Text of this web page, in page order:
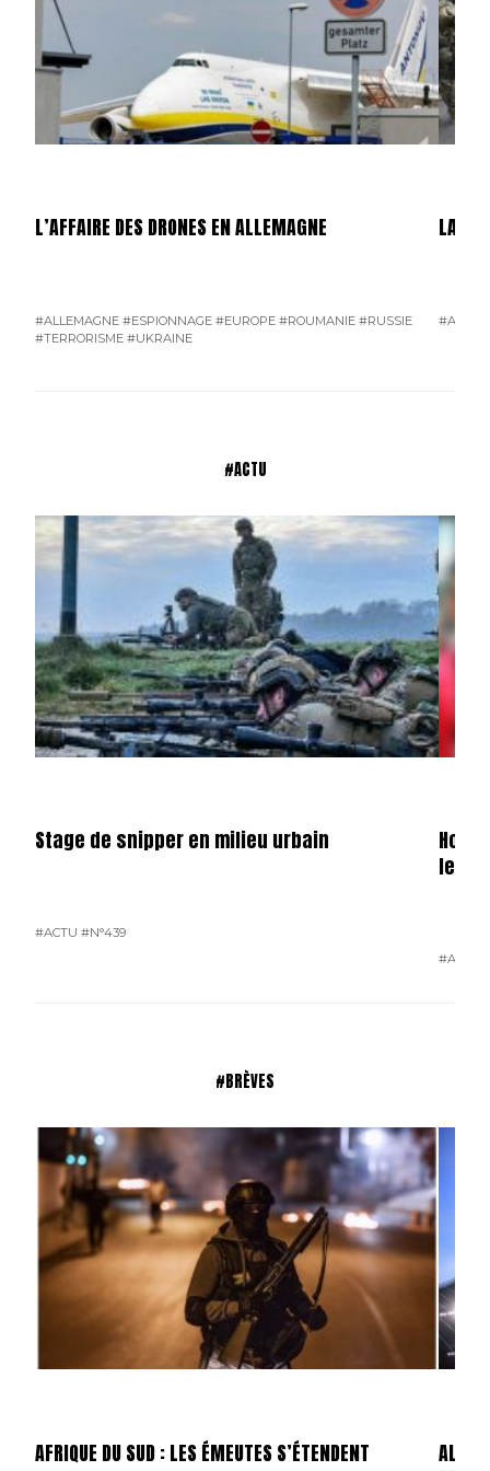
L’AFFAIRE DES DRONES EN ALLEMAGNE
#ALLEMAGNE #ESPIONNAGE #EUROPE #ROUMANIE #RUSSIE
#TERRORISME #UKRAINE
LA
#ACTU
Stage de snipper en milieu urbain
#ACTU #N°439
le
#ACTU
#BRÈVES
AFRIQUE DU SUD : LES ÉMEUTES S’ÉTENDENT